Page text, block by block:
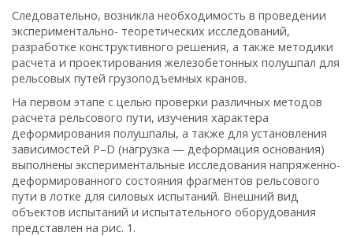
Следовательно, возникла необходимость в проведении
экспериментально- теоретических исследований,
разработке конструктивного решения, а также методики
расчета и проектирования железобетонных полушпал для
рельсовых путей грузоподъемных кранов.
На первом этапе с целью проверки различных методов
расчета рельсового пути, изучения характера
деформирования полушпалы, а также для установления
зависимостей Р–D (нагрузка — деформация основания)
выполнены экспериментальные исследования напряженно-
деформированного состояния фрагментов рельсового
пути в лотке для силовых испытаний. Внешний вид
объектов испытаний и испытательного оборудования
представлен на рис. 1.